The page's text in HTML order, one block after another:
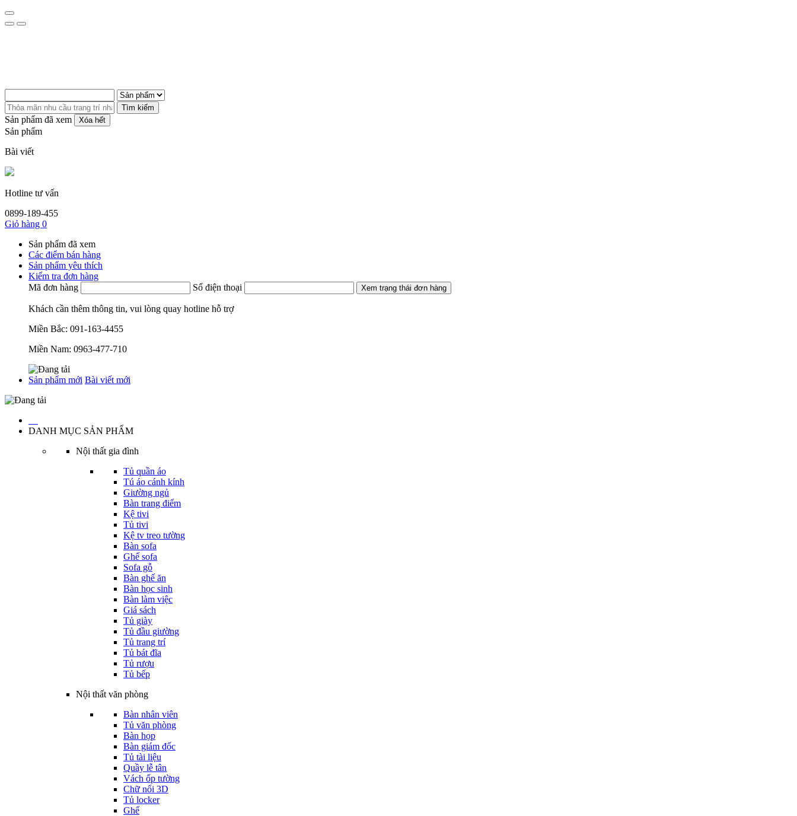
Tìm kiếm
Sản phẩm đã xem Xóa hết
Sản phẩm
Bài viết
Hotline tư vấn
0899-189-455
Giỏ hàng 0
Sản phẩm đã xem
Các điểm bán hàng
Sản phẩm yêu thích
Kiểm tra đơn hàng
Mã đơn hàng
Số điện thoại Xem trạng thái đơn hàng
Khách cần thêm thông tin, vui lòng quay hotline hỗ trợ
Miền Bắc: 091-163-4455
Miền Nam: 0963-477-710
Sản phẩm mới Bài viết mới
DANH MỤC SẢN PHẨM
Nội thất gia đình
Tủ quần áo
Tú áo cánh kính
Giường ngủ
Bàn trang điểm
Kệ tivi
Tủ tivi
Kệ tv treo tường
Bàn sofa
Ghế sofa
Sofa gỗ
Bàn ghế ăn
Bàn học sinh
Bàn làm việc
Giá sách
Tủ giày
Tủ đầu giường
Tủ trang trí
Tủ bát đĩa
Tủ rượu
Tủ bếp
Nội thất văn phòng
Bàn nhân viên
Tủ văn phòng
Bàn họp
Bàn giám đốc
Tủ tài liệu
Quầy lễ tân
Vách ốp tường
Chữ nổi 3D
Tủ locker
Ghế